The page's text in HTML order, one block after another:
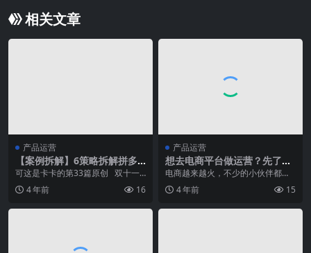
相关文章
产品运营
【案例拆解】6策略拆解拼多
多上瘾玩法，如何让人欲罢不
能买买买？
可这是卡卡的第33篇原创 双十一
你剁手了吗？购物车清空了吗？ &
n... 4 年前 16
产品运营
想去电商平台做运营？先了解
这些吧
电商越来越火，不少的小伙伴都想
进军电商运营，那么首先该了解哪
些知识呢？enjoy...
4 年前 15